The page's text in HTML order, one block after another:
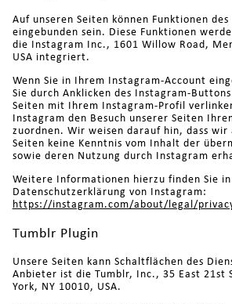
Auf unseren Seiten können Funktionen
eingebunden sein. Diese Funktionen
die Instagram Inc., 1601 Willow Road,
USA integriert.
Wenn Sie in Ihrem Instagram-Account
Sie durch Anklicken des Instagram-
Seiten mit Ihrem Instagram-Profil
Instagram den Besuch unserer Seiten
zuordnen. Wir weisen darauf hin, dass wir
Seiten keine Kenntnis vom Inhalt der
sowie deren Nutzung durch Instagram
Weitere Informationen hierzu finden Sie
Datenschutzerklärung von Instagram:
https://instagram.com/about/legal/
Tumblr Plugin
Unsere Seiten kann Schaltflächen des
Anbieter ist die Tumblr, Inc., 35 East 21st
York, NY 10010, USA.